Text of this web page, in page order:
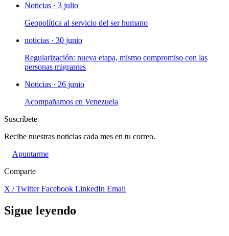
Noticias · 3 julio
Geopolítica al servicio del ser humano
noticias · 30 junio
Regularización: nueva etapa, mismo compromiso con las
personas migrantes
Noticias · 26 junio
Acompañamos en Venezuela
Suscríbete
Recibe nuestras noticias cada mes en tu correo.
Apuntarme
Comparte
X / TwitterFacebook LinkedIn Email
Sigue leyendo